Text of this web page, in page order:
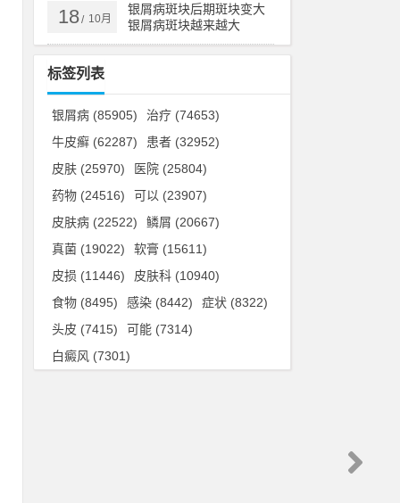
18/ 10月
银屑病斑块后期斑块变大
银屑病斑块越来越大
标签列表
银屑病 (85905) 治疗 (74653)
牛皮癣 (62287) 患者 (32952)
皮肤 (25970) 医院 (25804)
药物 (24516) 可以 (23907)
皮肤病 (22522) 鳞屑 (20667)
真菌 (19022) 软膏 (15611)
皮损 (11446) 皮肤科 (10940)
食物 (8495) 感染 (8442) 症状 (8322)
头皮 (7415) 可能 (7314)
白癜风 (7301)